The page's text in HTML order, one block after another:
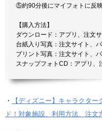
⑤約90分後にマイフォトに反
【購入方法】
ダウンロード：アプリ、注文サ
台紙入り写真：注文サイト、
プリント写真：注文サイト、
スナップフォトCD：アプリ、
・
【ディズニー】キャラクタ
ド！対象施設、利用方法、注文